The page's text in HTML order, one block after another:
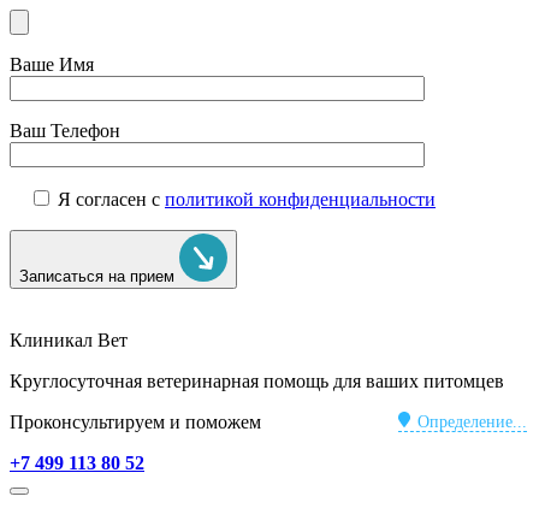
Ваше Имя
Ваш Телефон
Я согласен с политикой конфиденциальности
Записаться на прием
Клиникал Вет
Круглосуточная ветеринарная помощь для ваших питомцев
Определение...
Проконсультируем и поможем
+7 499 113 80 52